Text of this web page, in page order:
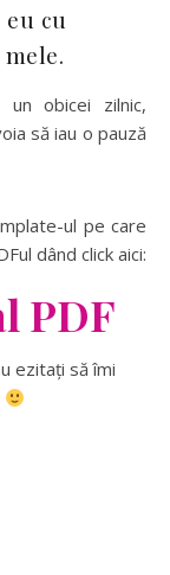
cu
obicei zilnic,
să iau o pauză
ul pe care
dând click aici:
PDF
ezitați să îmi